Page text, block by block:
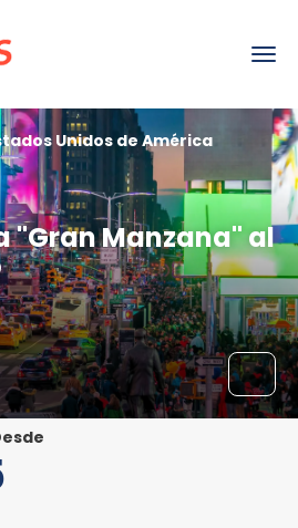
"Gran Manzana" al
Unidos de América